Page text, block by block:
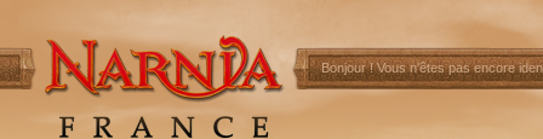
Bonjour !Vous n'êtes pas encore